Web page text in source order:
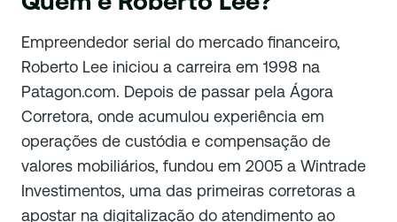
Empreendedor serial do mercado financeiro,
Roberto Lee iniciou a carreira em 1998 na
Patagon.com. Depois de passar pela Ágora
Corretora, onde acumulou experiência em
operações de custódia e compensação de
valores mobiliários, fundou em 2005 a Wintrade
Investimentos, uma das primeiras corretoras a
apostar na digitalização do atendimento ao